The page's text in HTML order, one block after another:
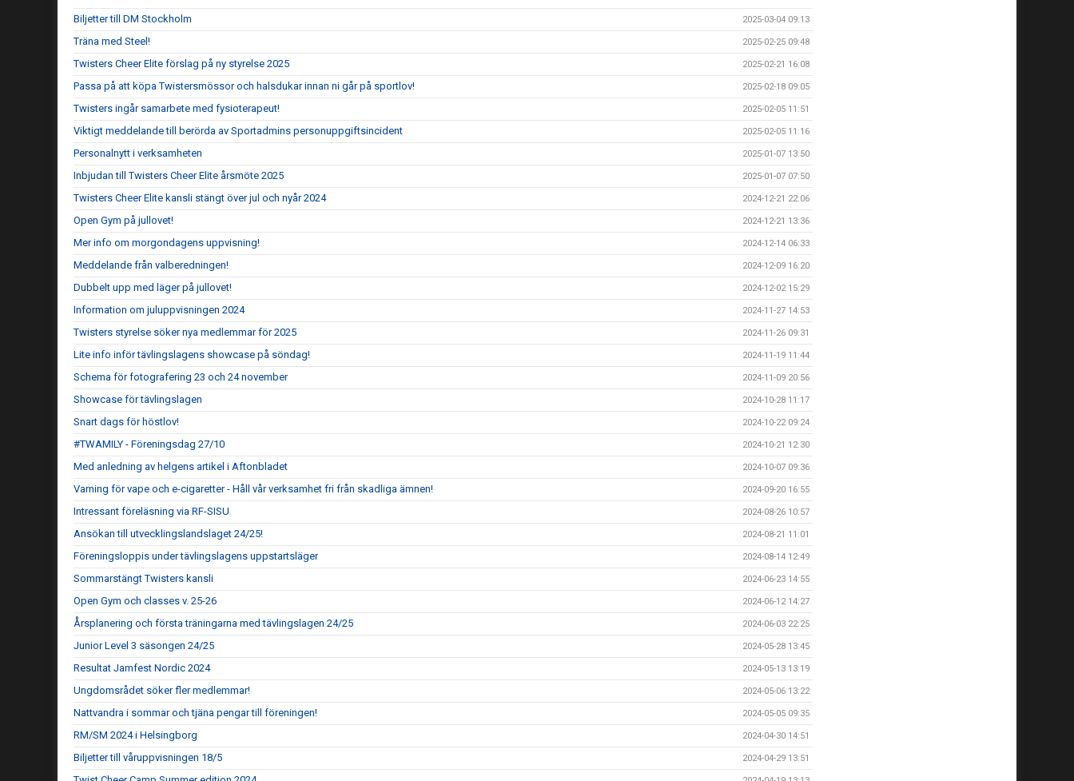
Biljetter till DM Stockholm 2025-03-04 09:13
Träna med Steel! 2025-02-25 09:48
Twisters Cheer Elite förslag på ny styrelse 2025 2025-02-21 16:08
Passa på att köpa Twistersmössor och halsdukar innan ni går på sportlov! 2025-02-18 09:05
Twisters ingår samarbete med fysioterapeut! 2025-02-05 11:51
Viktigt meddelande till berörda av Sportadmins personuppgiftsincident 2025-02-05 11:16
Personalnytt i verksamheten 2025-01-07 13:50
Inbjudan till Twisters Cheer Elite årsmöte 2025 2025-01-07 07:50
Twisters Cheer Elite kansli stängt över jul och nyår 2024 2024-12-21 22:06
Open Gym på jullovet! 2024-12-21 13:36
Mer info om morgondagens uppvisning! 2024-12-14 06:33
Meddelande från valberedningen! 2024-12-09 16:20
Dubbelt upp med läger på jullovet! 2024-12-02 15:29
Information om juluppvisningen 2024 2024-11-27 14:53
Twisters styrelse söker nya medlemmar för 2025 2024-11-26 09:31
Lite info inför tävlingslagens showcase på söndag! 2024-11-19 11:44
Schema för fotografering 23 och 24 november 2024-11-09 20:56
Showcase för tävlingslagen 2024-10-28 11:17
Snart dags för höstlov! 2024-10-22 09:24
#TWAMILY - Föreningsdag 27/10 2024-10-21 12:30
Med anledning av helgens artikel i Aftonbladet 2024-10-07 09:36
Varning för vape och e-cigaretter - Håll vår verksamhet fri från skadliga ämnen! 2024-09-20 16:55
Intressant föreläsning via RF-SISU 2024-08-26 10:57
Ansökan till utvecklingslandslaget 24/25! 2024-08-21 11:01
Föreningsloppis under tävlingslagens uppstartsläger 2024-08-14 12:49
Sommarstängt Twisters kansli 2024-06-23 14:55
Open Gym och classes v. 25-26 2024-06-12 14:27
Årsplanering och första träningarna med tävlingslagen 24/25 2024-06-03 22:25
Junior Level 3 säsongen 24/25 2024-05-28 13:45
Resultat Jamfest Nordic 2024 2024-05-13 13:19
Ungdomsrådet söker fler medlemmar! 2024-05-06 13:22
Nattvandra i sommar och tjäna pengar till föreningen! 2024-05-05 09:35
RM/SM 2024 i Helsingborg 2024-04-30 14:51
Biljetter till våruppvisningen 18/5 2024-04-29 13:51